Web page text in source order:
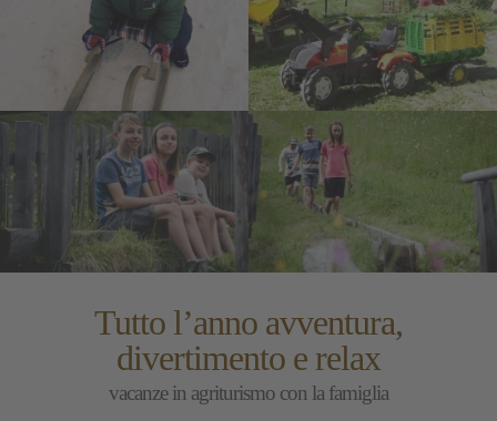
Tutto l’anno avventura,
divertimento e relax
vacanze in agriturismo con la famiglia